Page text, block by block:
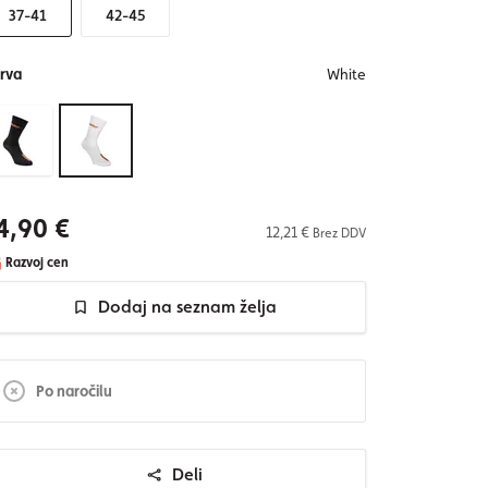
37-41 42-45
White
€ 12,21 € Brez DDV
Razvoj cen
Dodaj na seznam želja
Po naročilu
Deli